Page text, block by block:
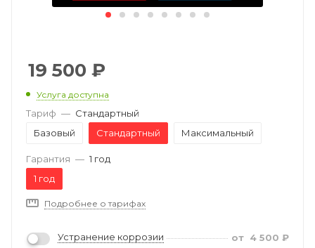
19 500 ₽
Услуга доступна
Тариф — Стандартный
Базовый
Стандартный Максимальный
Гарантия — 1 год
1 год
Подробнее о тарифах
Устранение коррозии от 4 500 ₽